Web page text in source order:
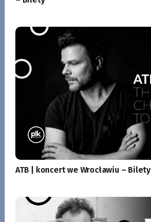
ATB | koncert we Wrocławiu – Bilety